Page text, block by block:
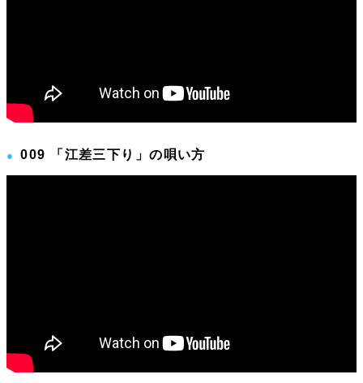
009 「江差三下り」の唄い方